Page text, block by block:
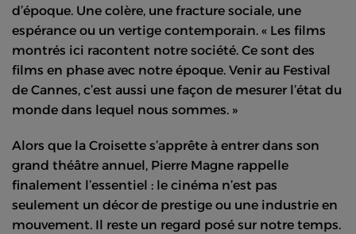
d’époque. Une colère, une fracture sociale, une
espérance ou un vertige contemporain. « Les films
montrés ici racontent notre société. Ce sont des
films en phase avec notre époque. Venir au Festival
de Cannes, c’est aussi une façon de mesurer l’état du
monde dans lequel nous sommes. »
Alors que la Croisette s’apprête à entrer dans son
grand théâtre annuel, Pierre Magne rappelle
finalement l’essentiel : le cinéma n’est pas
seulement un décor de prestige ou une industrie en
mouvement. Il reste un regard posé sur notre temps.